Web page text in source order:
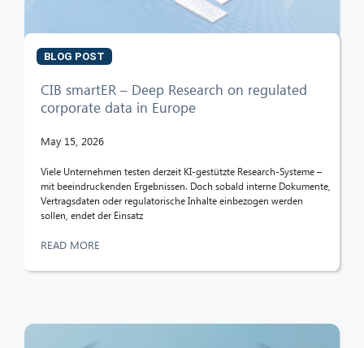
BLOG POST
CIB smartER – Deep Research on regulated
corporate data in Europe
May 15, 2026
Viele Unternehmen testen derzeit KI-gestützte Research-Systeme –
mit beeindruckenden Ergebnissen. Doch sobald interne Dokumente,
Vertragsdaten oder regulatorische Inhalte einbezogen werden
sollen, endet der Einsatz
READ MORE